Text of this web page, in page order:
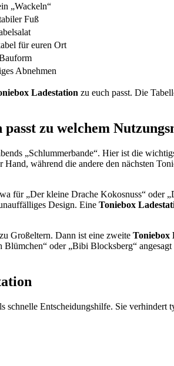
„Wackeln“
Fuß
für euren Ort
Abnehmen
Ladestation zu euch passt. Die
zu welchem
„Schlummerbande“. Hier ist die
während die andere den nächsten
für „Der kleine Drache Kokosnuss“ oder
Design. Eine Toniebox
Großeltern. Dann ist eine zweite Toniebox
oder „Bibi Blocksberg“
Entscheidungshilfe. Sie verhindert